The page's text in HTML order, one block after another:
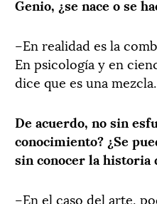
Genio, ¿se nace o se
–En realidad es la
En psicología y en
dice que es una mezcla.
De acuerdo, no sin
conocimiento? ¿Se
sin conocer la historia
–En el caso del arte,